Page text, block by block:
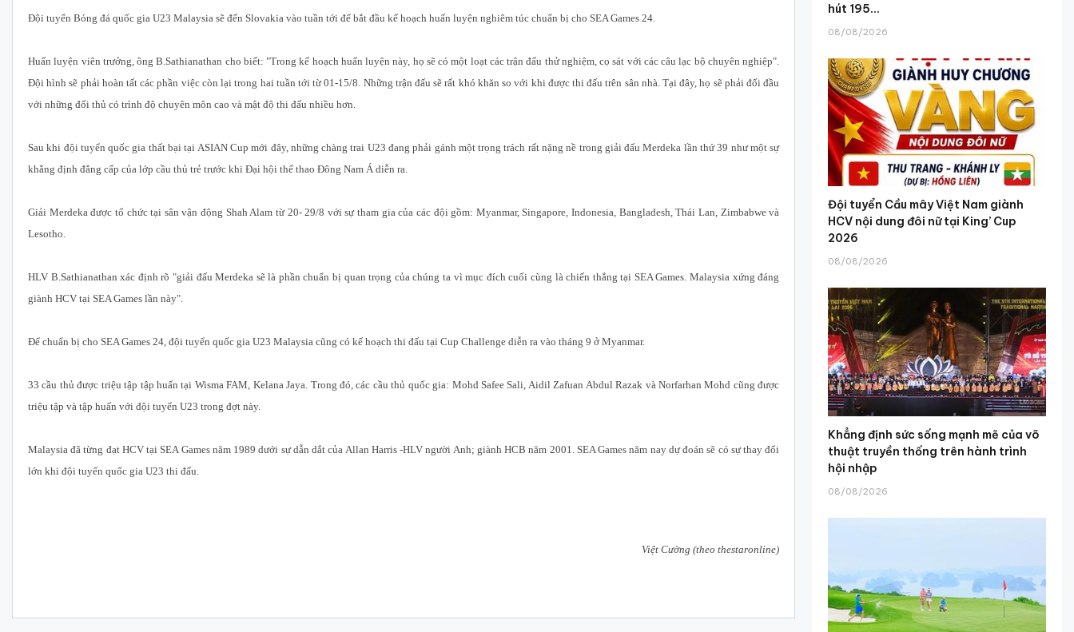
Đội tuyển Bóng đá quốc gia U23 Malaysia sẽ đến Slovakia vào tuần tới để bắt đầu kế hoạch huấn luyện nghiêm túc chuẩn bị cho SEA Games 24.
Huấn luyện viên trưởng, ông B.Sathianathan cho biết: "Trong kế hoạch huấn luyện này, họ sẽ có một loạt các trận đấu thử nghiệm, cọ sát với các câu lạc bộ chuyên nghiệp".
Đội hình sẽ phải hoàn tất các phần việc còn lại trong hai tuần tới từ 01-15/8. Những trận đấu sẽ rất khó khăn so với khi được thi đấu trên sân nhà. Tại đây, họ sẽ phải đối đầu
với những đối thủ có trình độ chuyên môn cao và mật độ thi đấu nhiều hơn.
Sau khi đội tuyển quốc gia thất bại tại ASIAN Cup mới đây, những chàng trai U23 đang phải gánh một trọng trách rất nặng nề trong giải đấu Merdeka lần thứ 39 như một sự
khẳng định đẳng cấp của lớp cầu thủ trẻ trước khi Đại hội thể thao Đông Nam Á diễn ra.
Giải Merdeka được tổ chức tại sân vận động Shah Alam từ 20- 29/8 với sự tham gia của các đội gồm: Myanmar, Singapore, Indonesia, Bangladesh, Thái Lan, Zimbabwe và
Lesotho.
HLV B.Sathianathan xác định rõ "giải đấu Merdeka sẽ là phần chuẩn bị quan trọng của chúng ta vì mục đích cuối cùng là chiến thắng tại SEA Games. Malaysia xứng đáng
giành HCV tại SEA Games lần này".
Để chuẩn bị cho SEA Games 24, đội tuyển quốc gia U23 Malaysia cũng có kế hoạch thi đấu tại Cup Challenge diễn ra vào tháng 9 ở Myanmar.
33 cầu thủ được triệu tập tập huấn tại Wisma FAM, Kelana Jaya. Trong đó, các cầu thủ quốc gia: Mohd Safee Sali, Aidil Zafuan Abdul Razak và Norfarhan Mohd cũng được
triệu tập và tập huấn với đội tuyển U23 trong đợt này.
Malaysia đã từng đạt HCV tại SEA Games năm 1989 dưới sự dẫn dắt của Allan Harris -HLV người Anh; giành HCB năm 2001. SEA Games năm nay dự đoán sẽ có sự thay đổi
lớn khi đội tuyển quốc gia U23 thi đấu.
Việt Cường (theo thestaronline)
hút 195...
08/08/2026
Đội tuyển Cầu mây Việt Nam giành
HCV nội dung đôi nữ tại King’ Cup
2026
08/08/2026
Khẳng định sức sống mạnh mẽ của võ
thuật truyền thống trên hành trình
hội nhập
08/08/2026